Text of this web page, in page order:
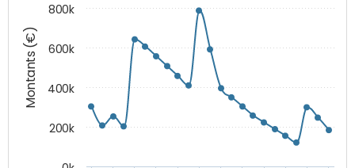
Montants (€)
200k
400k
600k
800k